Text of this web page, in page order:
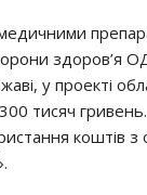
здоров’я
у проекті
тисяч